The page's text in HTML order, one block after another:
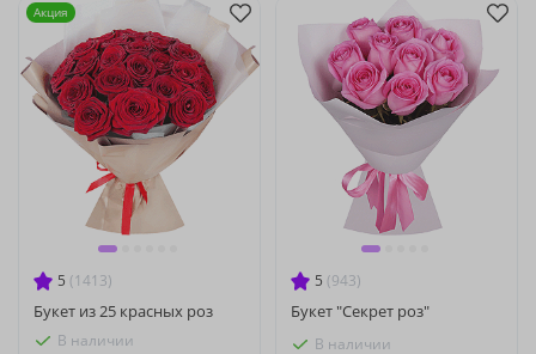
5 (1413)
Букет из 25 красных роз
В наличии
Акция
5 (943)
Букет "Секрет роз"
В наличии